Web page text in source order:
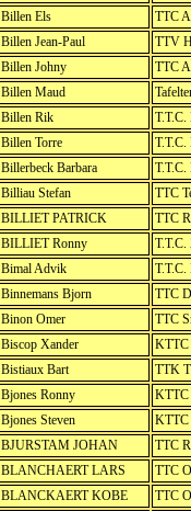
Billen Els
TTC
Billen Jean-Paul
TTV
Billen Johny
TTC
Billen Maud
Billen Rik
T.T.C.
Billen Torre
T.T.C.
Billerbeck Barbara
T.T.C.
Billiau Stefan
TTC
BILLIET PATRICK
TTC
BILLIET Ronny
T.T.C.
Bimal Advik
T.T.C.
Binnemans Bjorn
TTC
Binon Omer
TTC
Biscop Xander
KTTC
Bistiaux Bart
TTK
Bjones Ronny
KTTC
Bjones Steven
KTTC
BJURSTAM JOHAN
TTC
BLANCHAERT LARS
TTC
BLANCKAERT KOBE
TTC